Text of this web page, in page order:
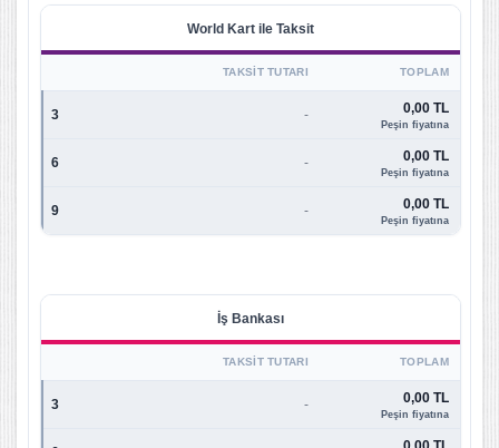
World Kart ile Taksit
TAKSIT TUTARI TOPLAM
3 - 0,00 TL
Peşin fiyatına
6 - 0,00 TL
Peşin fiyatına
9 - 0,00 TL
Peşin fiyatına
İş Bankası
TAKSIT TUTARI TOPLAM
3 - 0,00 TL
Peşin fiyatına